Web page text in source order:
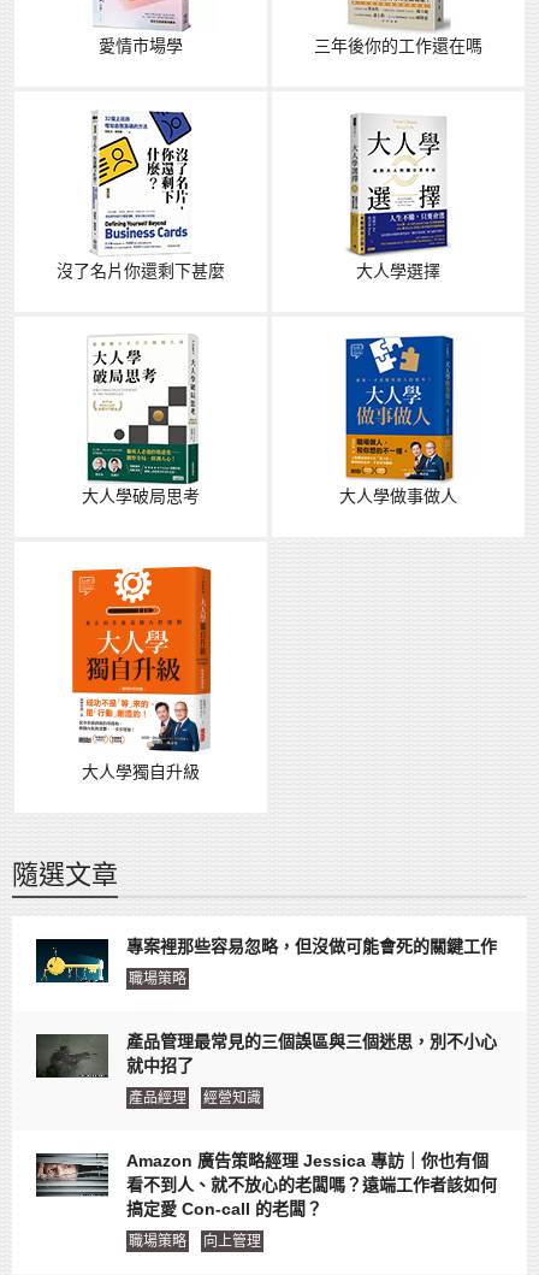
愛情市場學 三年後你的工作還在嗎
沒了名片你還剩下甚麼 大人學選擇
大人學破局思考 大人學做事做人
大人學獨自升級
隨選文章
專案裡那些容易忽略，但沒做可能會死的關鍵工作
職場策略
產品管理最常見的三個誤區與三個迷思，別不小心
就中招了
產品經理 經營知識
Amazon 廣告策略經理 Jessica 專訪｜你也有個
看不到人、就不放心的老闆嗎？遠端工作者該如何
搞定愛 Con-call 的老闆？
職場策略 向上管理